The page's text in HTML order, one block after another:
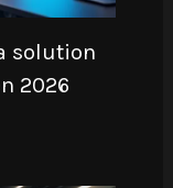
solution
2026